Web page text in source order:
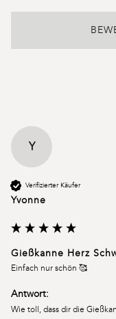
Y
Verifizierter Käufer
Yvonne
Gießkanne Herz
Einfach nur schön 🥰
Antwort:
Wie toll, dass dir die